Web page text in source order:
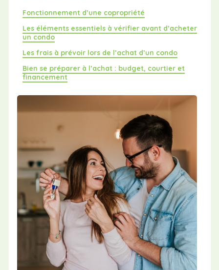
Fonctionnement d’une copropriété
Les éléments essentiels à vérifier avant d’acheter
un condo
Les frais à prévoir lors de l’achat d’un condo
Bien se préparer à l’achat : budget, courtier et
financement